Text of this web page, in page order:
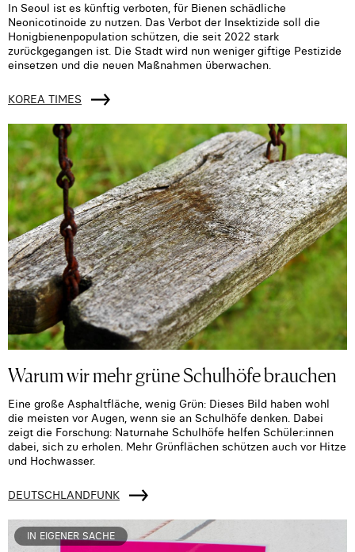
In Seoul ist es künftig verboten, für Bienen schädliche
Neonicotinoide zu nutzen. Das Verbot der Insektizide soll die
Honigbienenpopulation schützen, die seit 2022 stark
zurückgegangen ist. Die Stadt wird nun weniger giftige Pestizide
einsetzen und die neuen Maßnahmen überwachen.
KOREA TIMES
Warum wir mehr grüne Schulhöfe brauchen
Eine große Asphaltfläche, wenig Grün: Dieses Bild haben wohl
die meisten vor Augen, wenn sie an Schulhöfe denken. Dabei
zeigt die Forschung: Naturnahe Schulhöfe helfen Schüler:innen
dabei, sich zu erholen. Mehr Grünflächen schützen auch vor Hitze
und Hochwasser.
DEUTSCHLANDFUNK
IN EIGENER SACHE